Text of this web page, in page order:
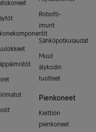
Robotti-
imurit
Sähköpotkulaudat
Muut
älykodin
tuotteet
Pienkoneet
Keittiön
pienkoneet